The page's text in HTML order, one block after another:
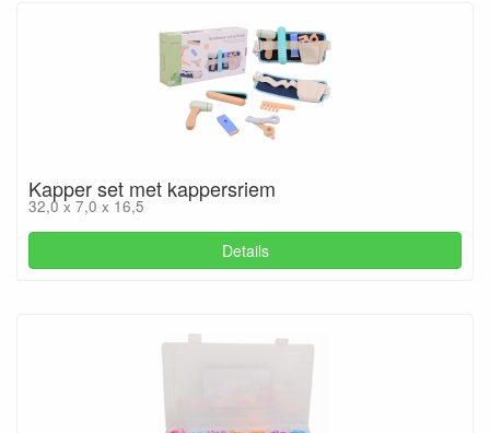
Kapper set met kappersriem
32,0 x 7,0 x 16,5
Details